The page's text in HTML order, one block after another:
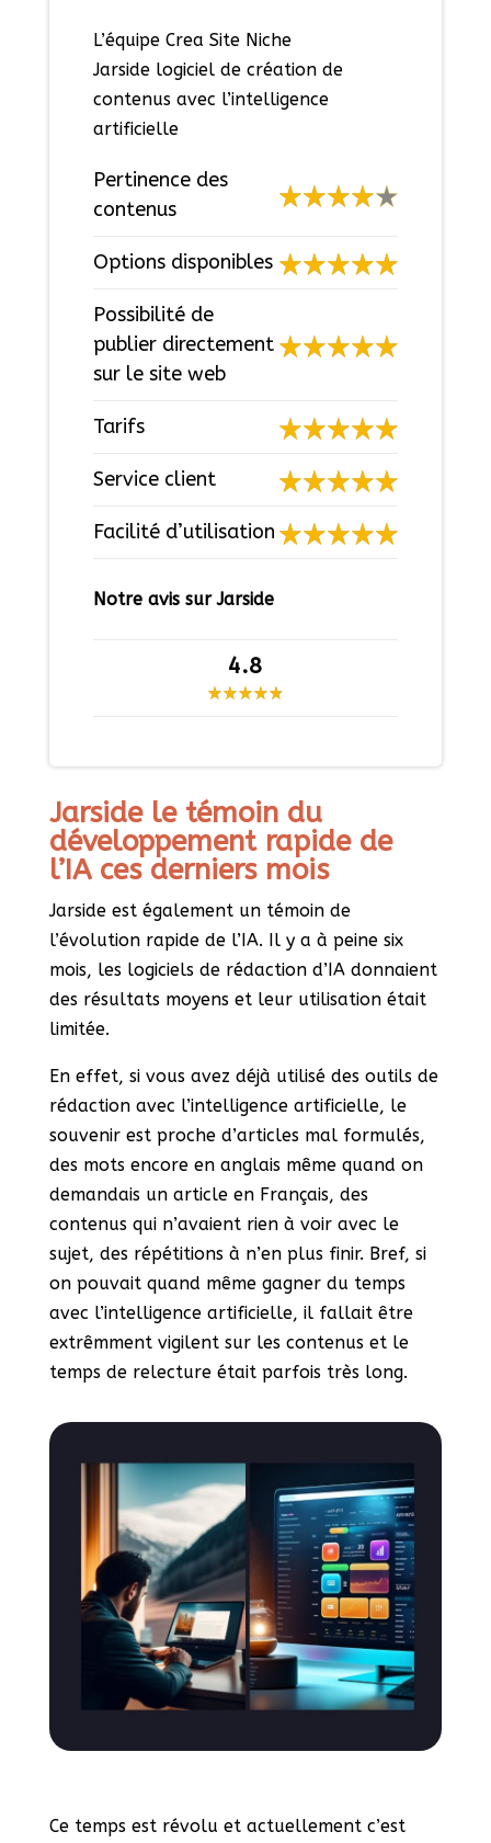
L’équipe Crea Site Niche
Jarside logiciel de création de
contenus avec l’intelligence
artificielle
Pertinence des
contenus
Options disponibles
Possibilité de
publier directement
sur le site web
Tarifs
Service client
Facilité d’utilisation
Notre avis sur Jarside
4.8
Jarside le témoin du
développement rapide de
l’IA ces derniers mois
Jarside est également un témoin de
l’évolution rapide de l’IA. Il y a à peine six
mois, les logiciels de rédaction d’IA donnaient
des résultats moyens et leur utilisation était
limitée.
En effet, si vous avez déjà utilisé des outils de
rédaction avec l’intelligence artificielle, le
souvenir est proche d’articles mal formulés,
des mots encore en anglais même quand on
demandais un article en Français, des
contenus qui n’avaient rien à voir avec le
sujet, des répétitions à n’en plus finir. Bref, si
on pouvait quand même gagner du temps
avec l’intelligence artificielle, il fallait être
extrêmment vigilent sur les contenus et le
temps de relecture était parfois très long.
Ce temps est révolu et actuellement c’est